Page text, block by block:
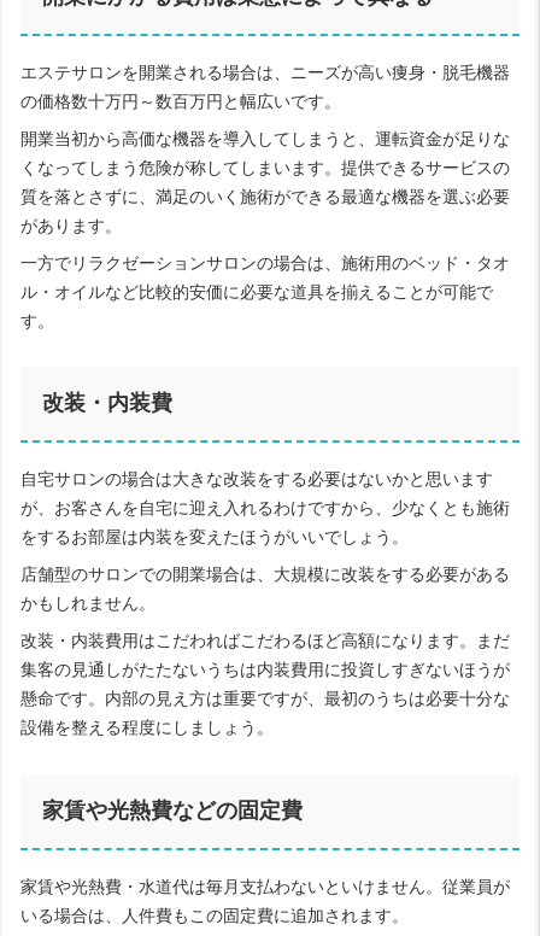
エステサロンを開業される場合は、ニーズが高い痩身・脱毛機器
の価格数十万円～数百万円と幅広いです。
開業当初から高価な機器を導入してしまうと、運転資金が足りな
くなってしまう危険が称してしまいます。提供できるサービスの
質を落とさずに、満足のいく施術ができる最適な機器を選ぶ必要
があります。
一方でリラクゼーションサロンの場合は、施術用のベッド・タオ
ル・オイルなど比較的安価に必要な道具を揃えることが可能で
す。
改装・内装費
自宅サロンの場合は大きな改装をする必要はないかと思います
が、お客さんを自宅に迎え入れるわけですから、少なくとも施術
をするお部屋は内装を変えたほうがいいでしょう。
店舗型のサロンでの開業場合は、大規模に改装をする必要がある
かもしれません。
改装・内装費用はこだわればこだわるほど高額になります。まだ
集客の見通しがたたないうちは内装費用に投資しすぎないほうが
懸命です。内部の見え方は重要ですが、最初のうちは必要十分な
設備を整える程度にしましょう。
家賃や光熱費などの固定費
家賃や光熱費・水道代は毎月支払わないといけません。従業員が
いる場合は、人件費もこの固定費に追加されます。